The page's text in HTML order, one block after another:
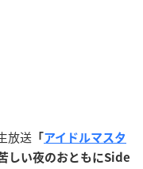
放送 「アイドルマスタ
い夜のおともにSide